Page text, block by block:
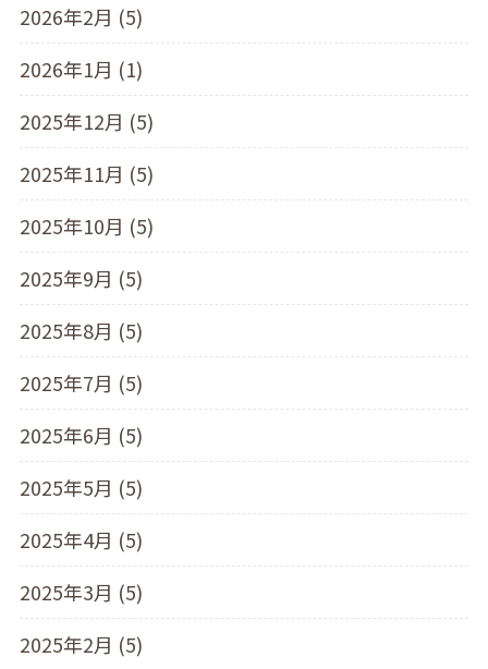
2026年2月 (5)
2026年1月 (1)
2025年12月 (5)
2025年11月 (5)
2025年10月 (5)
2025年9月 (5)
2025年8月 (5)
2025年7月 (5)
2025年6月 (5)
2025年5月 (5)
2025年4月 (5)
2025年3月 (5)
2025年2月 (5)